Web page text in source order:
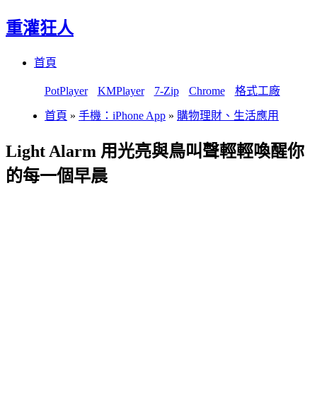
重灌狂人
首頁
PotPlayer KMPlayer 7-Zip Chrome 格式工廠
首頁 » 手機：iPhone App » 購物理財、生活應用
Light Alarm 用光亮與鳥叫聲輕輕喚醒你
的每一個早晨